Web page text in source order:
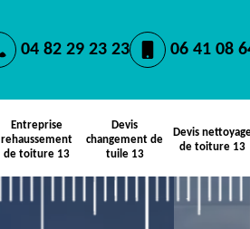
04 82 29 23 23 06 41 08
Entreprise
rehaussement
de toiture 13
Devis
changement de
tuile 13
Devis
de toiture 13